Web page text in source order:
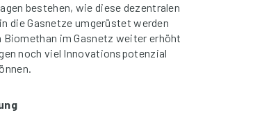
bestehen, wie diese dezentralen
die Gasnetze umgerüstet werden
im Gasnetz weiter erhöht
noch viel Innovationspotenzial